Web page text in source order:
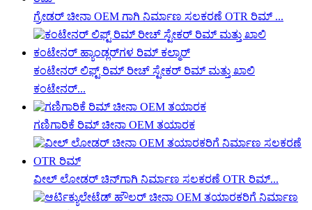
ಗ್ರೇಡರ್ ಚೀನಾ OEM ಗಾಗಿ ನಿರ್ಮಾಣ ಸಲಕರಣೆ OTR ರಿಮ್ ...
ಕಂಟೇನರ್ ಲಿಫ್ಟ್ ರಿಮ್ ರೀಚ್ ಸ್ಟೇಕರ್ ರಿಮ್ ಮತ್ತು ಖಾಲಿ
ಕಂಟೇನರ್...
ಗಣಿಗಾರಿಕೆ ರಿಮ್ ಚೀನಾ OEM ತಯಾರಕ
ವೀಲ್ ಲೋಡರ್ ಚಿನ್‌ಗಾಗಿ ನಿರ್ಮಾಣ ಸಲಕರಣೆ OTR ರಿಮ್...